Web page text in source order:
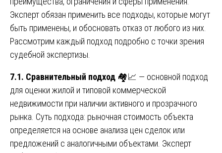
Эксперт обязан применить все подходы, которые могут
быть применены, и обосновать отказ от любого из них.
Рассмотрим каждый подход подробно с точки зрения
судебной экспертизы.
7.1. Сравнительный подход 🏘️📈 — основной подход
для оценки жилой и типовой коммерческой
недвижимости при наличии активного и прозрачного
рынка. Суть подхода: рыночная стоимость объекта
определяется на основе анализа цен сделок или
предложений с аналогичными объектами. Эксперт